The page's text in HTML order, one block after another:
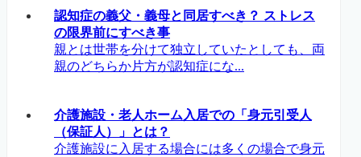
認知症の義父・義母と同居すべき？ ストレス
の限界前にすべき事
親とは世帯を分けて独立していたとしても、両
親のどちらか片方が認知症にな...
介護施設・老人ホーム入居での「身元引受人
（保証人）」とは？
介護施設に入居する場合には多くの場合で身元